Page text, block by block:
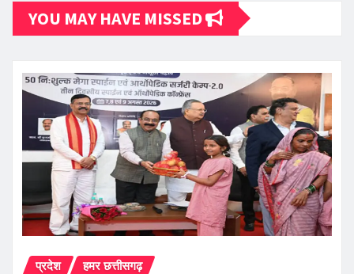
YOU MAY HAVE MISSED
प्रदेश हमर छत्तीसगढ़